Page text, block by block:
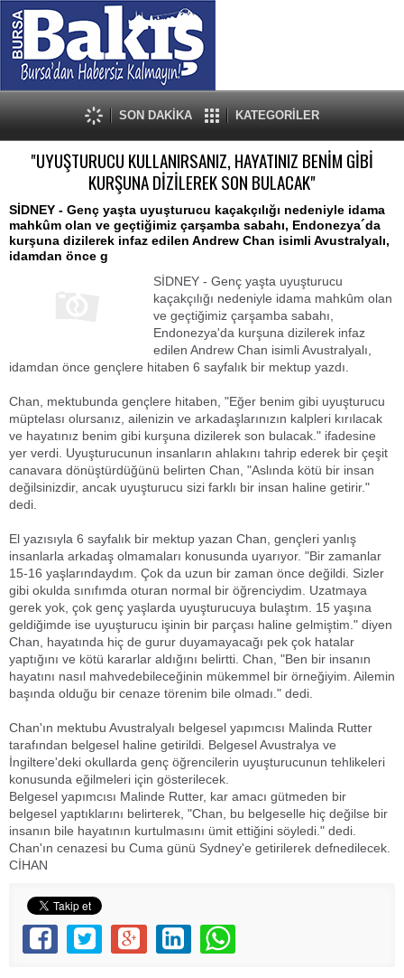
SON DAKİKA KATEGORİLER
"UYUŞTURUCU KULLANIRSANIZ, HAYATINIZ BENİM GİBİ
KURŞUNA DİZİLEREK SON BULACAK"
SİDNEY - Genç yaşta uyuşturucu kaçakçılığı nedeniyle idama
mahkûm olan ve geçtiğimiz çarşamba sabahı, Endonezya´da
kurşuna dizilerek infaz edilen Andrew Chan isimli Avustralyalı,
idamdan önce g
SİDNEY - Genç yaşta uyuşturucu
kaçakçılığı nedeniyle idama mahkûm olan
ve geçtiğimiz çarşamba sabahı,
Endonezya'da kurşuna dizilerek infaz
edilen Andrew Chan isimli Avustralyalı,
idamdan önce gençlere hitaben 6 sayfalık bir mektup yazdı.
Chan, mektubunda gençlere hitaben, "Eğer benim gibi uyuşturucu
müptelası olursanız, ailenizin ve arkadaşlarınızın kalpleri kırılacak
ve hayatınız benim gibi kurşuna dizilerek son bulacak." ifadesine
yer verdi. Uyuşturucunun insanların ahlakını tahrip ederek bir çeşit
canavara dönüştürdüğünü belirten Chan, "Aslında kötü bir insan
değilsinizdir, ancak uyuşturucu sizi farklı bir insan haline getirir."
dedi.
El yazısıyla 6 sayfalık bir mektup yazan Chan, gençleri yanlış
insanlarla arkadaş olmamaları konusunda uyarıyor. "Bir zamanlar
15-16 yaşlarındaydım. Çok da uzun bir zaman önce değildi. Sizler
gibi okulda sınıfımda oturan normal bir öğrenciydim. Uzatmaya
gerek yok, çok genç yaşlarda uyuşturucuya bulaştım. 15 yaşına
geldiğimde ise uyuşturucu işinin bir parçası haline gelmiştim." diyen
Chan, hayatında hiç de gurur duyamayacağı pek çok hatalar
yaptığını ve kötü kararlar aldığını belirtti. Chan, "Ben bir insanın
hayatını nasıl mahvedebileceğinin mükemmel bir örneğiyim. Ailemin
başında olduğu bir cenaze törenim bile olmadı." dedi.
Chan'ın mektubu Avustralyalı belgesel yapımcısı Malinda Rutter
tarafından belgesel haline getirildi. Belgesel Avustralya ve
İngiltere'deki okullarda genç öğrencilerin uyuşturucunun tehlikeleri
konusunda eğilmeleri için gösterilecek.
Belgesel yapımcısı Malinde Rutter, kar amacı gütmeden bir
belgesel yaptıklarını belirterek, "Chan, bu belgeselle hiç değilse bir
insanın bile hayatının kurtulmasını ümit ettiğini söyledi." dedi.
Chan'ın cenazesi bu Cuma günü Sydney'e getirilerek defnedilecek.
CİHAN